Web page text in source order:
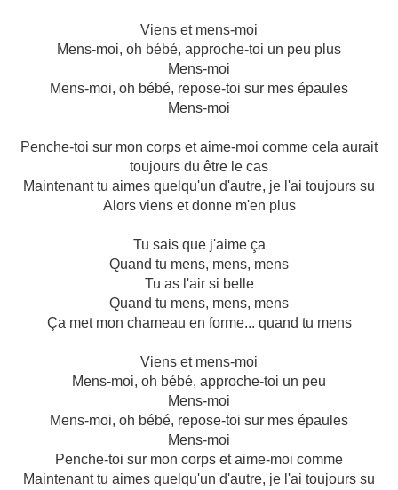
Viens et mens-moi
Mens-moi, oh bébé, approche-toi un peu plus
Mens-moi
Mens-moi, oh bébé, repose-toi sur mes épaules
Mens-moi
Penche-toi sur mon corps et aime-moi comme cela aurait
toujours du être le cas
Maintenant tu aimes quelqu'un d'autre, je l'ai toujours su
Alors viens et donne m'en plus
Tu sais que j'aime ça
Quand tu mens, mens, mens
Tu as l'air si belle
Quand tu mens, mens, mens
Ça met mon chameau en forme... quand tu mens
Viens et mens-moi
Mens-moi, oh bébé, approche-toi un peu
Mens-moi
Mens-moi, oh bébé, repose-toi sur mes épaules
Mens-moi
Penche-toi sur mon corps et aime-moi comme
Maintenant tu aimes quelqu'un d'autre, je l'ai toujours su